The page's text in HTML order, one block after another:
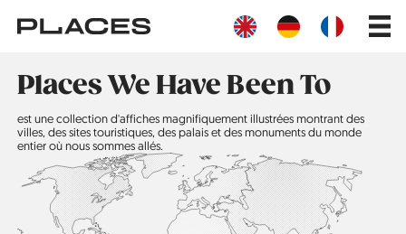
contenu
Main
Places We Have Been To
est une collection d'affiches magnifiquement illustrées montrant des
villes, des sites touristiques, des palais et des monuments du monde
entier où nous sommes allés.